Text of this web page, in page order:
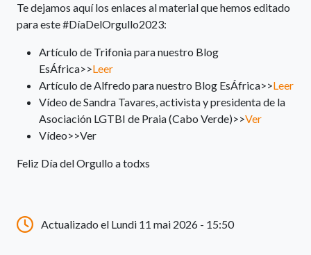
Te dejamos aquí los enlaces al material que hemos editado
para este #DíaDelOrgullo2023:
Artículo de Trifonia para nuestro Blog
EsÁfrica>>Leer
Artículo de Alfredo para nuestro Blog EsÁfrica>>Leer
Vídeo de Sandra Tavares, activista y presidenta de la
Asociación LGTBI de Praia (Cabo Verde)>>Ver
Vídeo>>Ver
Feliz Día del Orgullo a todxs
Actualizado el Lundi 11 mai 2026 - 15:50